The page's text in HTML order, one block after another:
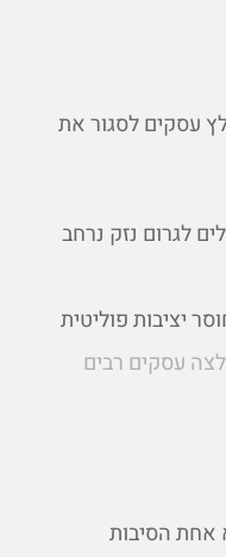
עסקים לסגור את
לגרום נזק נרחב
יציבות פוליטית
עסקים רבים
אחת הסיבות